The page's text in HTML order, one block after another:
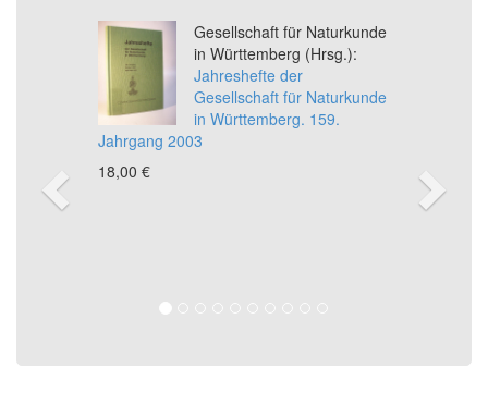
Gesellschaft für Naturkunde
in Württemberg (Hrsg.):
Jahreshefte der
Gesellschaft für Naturkunde
in Württemberg. 159.
Jahrgang 2003
18,00 €
Previous